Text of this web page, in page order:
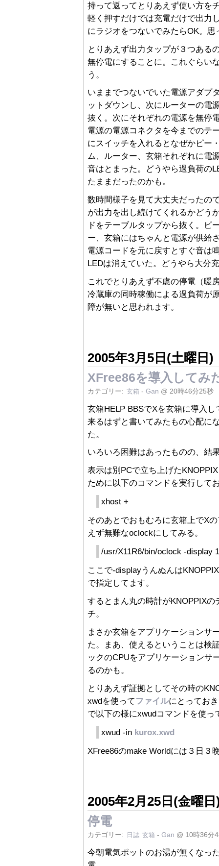
持って返ってとりあえず使い方を
軽く押すだけでは充電だけで出力
にラジオをつないでみたらOK。
とりあえず出力タップが３つある
無停電にすることに。これぐらい
う。
いままでつないでいた電源アダプ
ットダウンし、次にルーターの電
抜く。次にそれぞれの電源を無停
電源の電源コネクタを今までのテ
にスイッチを入れるとなぜかピー
ム、ルーター、玄箱それぞれに電
音はとまった。どうやら過負荷の
たままだったのかも。
数時間様子を見て大丈夫だったの
が出力を出し続けてくれるかどう
ドをテーブルタップから抜く。ピ
ー、玄箱にはちゃんと電源が供給
電源コードを元に戻すとすぐ音は
LEDは消えていた。どうやら大分
これでとりあえず不慮の停電（暖
冷蔵庫の同時稼働による過負荷が
障が無いと思われます。
2005年3月5日(土曜日)
XFree86を導入してみ
カテゴリー: 玄箱 - Gan @ 20時46分25秒
玄箱HELP BBSでXを玄箱に導入
来るはずと書いてみたもの心配に
た。
いろいろ困難はあったものの、結
表示は別PCで立ち上げた
ために以下のコマンドを実行して
xhost +
そのあとでおもむろに玄箱上でX
えず無難なoclockにしてみる。
/usr/X11R6/bin/oclock -display
ここで-displayうんぬんは
で指定してます。
するとまん丸の時計がKNOPPIX
チ。
まさか玄箱をアプリケーションサ
た。まあ、使えるということは検
ックのCPUをアプリケーションサ
るのかも。
とりあえず証拠としてその時の
xwdを使って ファイルにとってお
で以下の様にxwudコマンドを使
xwud -in kurox.xwd
XFree86のmake Worldには３日３
2005年2月25日(金曜日
停電
カテゴリー: 日誌 玄箱 - Gan @ 10時36分
今朝電気ポットのお湯が無くなっ